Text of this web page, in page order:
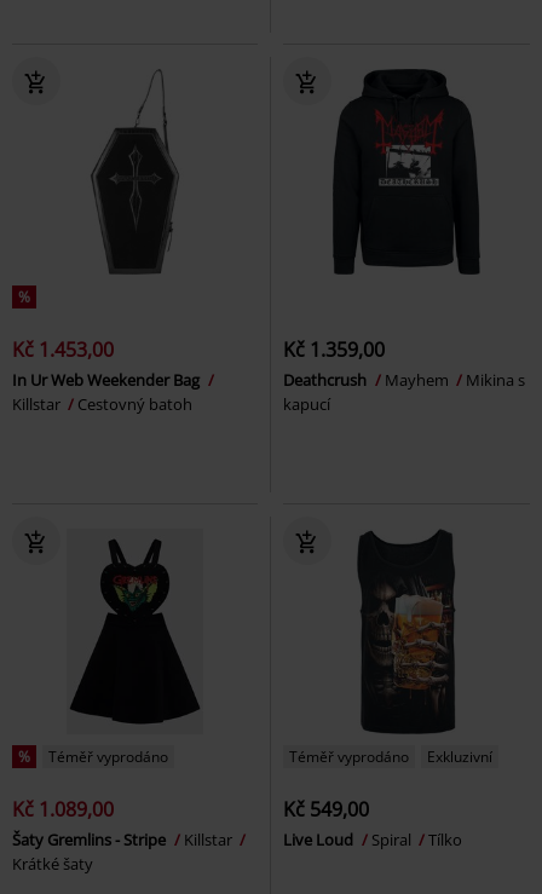
%
Kč 1.453,00
In Ur Web Weekender Bag
Killstar
Cestovný batoh
Kč 1.359,00
Deathcrush Mayhem
Mikina s
kapucí
% Téměř vyprodáno
Kč 1.089,00
Šaty Gremlins - Stripe
Killstar
Krátké šaty
Téměř vyprodáno Exkluzivní
Kč 549,00
Live Loud Spiral Tílko